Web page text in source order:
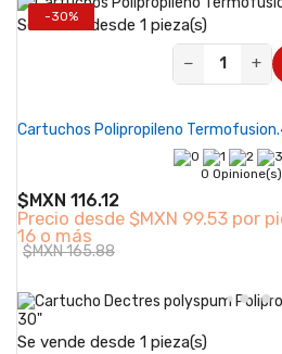
-30%
Se vende desde 1 pieza(s)
−
+
Cartuchos Polipropileno
0 Opinione(s)
$MXN 116.12
Precio desde $MXN 99.53 por
16 o más
$MXN 165.88
Se vende desde 1 pieza(s)